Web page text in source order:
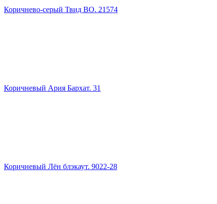
Коричнево-серый Твид ВО. 21574
Коричневый Ария Бархат. 31
Коричневый Лён блэкаут. 9022-28